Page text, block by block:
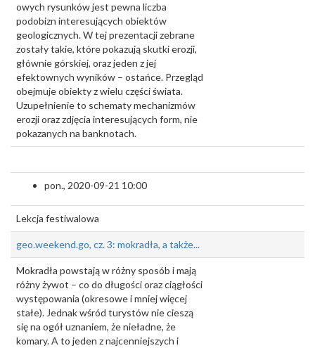
owych rysunków jest pewna liczba
podobizn interesujących obiektów
geologicznych. W tej prezentacji zebrane
zostały takie, które pokazują skutki erozji,
głównie górskiej, oraz jeden z jej
efektownych wyników – ostańce. Przegląd
obejmuje obiekty z wielu części świata.
Uzupełnienie to schematy mechanizmów
erozji oraz zdjęcia interesujących form, nie
pokazanych na banknotach.
pon., 2020-09-21 10:00
Lekcja festiwalowa
geo.weekend.go, cz. 3: mokradła, a także...
Mokradła powstają w różny sposób i mają
różny żywot – co do długości oraz ciągłości
występowania (okresowe i mniej więcej
stałe). Jednak wśród turystów nie cieszą
się na ogół uznaniem, że nieładne, że
komary. A to jeden z najcenniejszych i